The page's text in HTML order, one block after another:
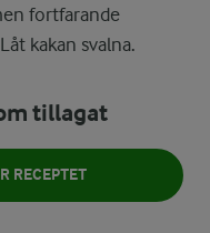
fortfarande
kakan svalna.
tillagat
RECEPTET